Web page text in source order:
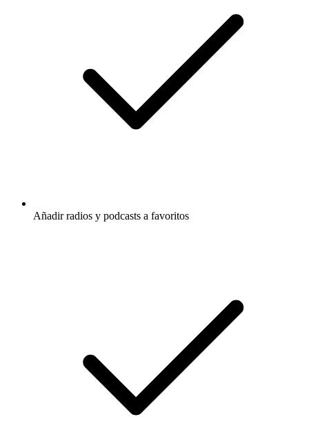
Añadir radios y podcasts a favoritos